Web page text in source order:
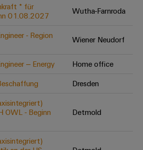
* für
01.08.2027
Wutha-Farnroda
- Region
Wiener Neudorf
– Energy
Home office
Dresden
OWL - Beginn
Detmold